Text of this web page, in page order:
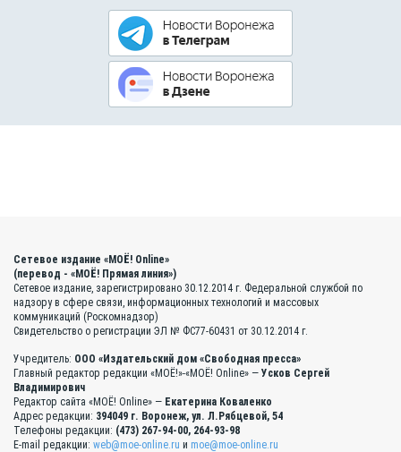
Сетевое издание «МОЁ! Online»
(перевод - «МОЁ! Прямая линия»)
Сетевое издание, зарегистрировано 30.12.2014 г. Федеральной службой по
надзору в сфере связи, информационных технологий и массовых
коммуникаций (Роскомнадзор)
Свидетельство о регистрации ЭЛ № ФС77-60431 от 30.12.2014 г.
Учредитель: ООО «Издательский дом «Свободная пресса»
Главный редактор редакции «МОЁ!»-«МОЁ! Online» — Усков Сергей
Владимирович
Редактор сайта «МОЁ! Online» — Екатерина Коваленко
Адрес редакции: 394049 г. Воронеж, ул. Л.Рябцевой, 54
Телефоны редакции: (473) 267-94-00, 264-93-98
E-mail редакции: web@moe-online.ru и moe@moe-online.ru